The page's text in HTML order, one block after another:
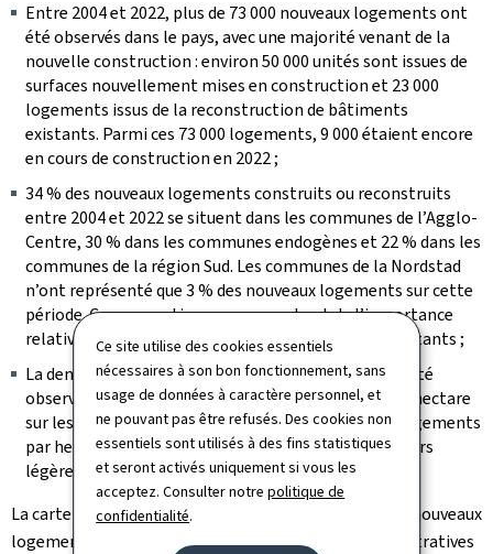
Ce site utilise des cookies essentiels
nécessaires à son bon fonctionnement, sans
usage de données à caractère personnel, et
ne pouvant pas être refusés. Des cookies non
essentiels sont utilisés à des fins statistiques
et seront activés uniquement si vous les
acceptez. Consulter notrepolitique de
confidentialité.
Entre 2004 et 2022, plus de 73 000 nouveaux logements ont
été observés dans le pays, avec une majorité venant de la
nouvelle construction : environ 50 000 unités sont issues de
surfaces nouvellement mises en construction et 23 000
logements issus de la reconstruction de bâtiments
existants. Parmi ces 73 000 logements, 9 000 étaient encore
en cours de construction en 2022 ;
34 % des nouveaux logements construits ou reconstruits
entre 2004 et 2022 se situent dans les communes de l’Agglo-
Centre, 30 % dans les communes endogènes et 22 % dans les
communes de la région Sud. Les communes de la Nordstad
n’ont représenté que 3 % des nouveaux logements sur cette
période. Ces proportions se rapprochent de l’importance
relative de ces types de communes en termes d’habitants ;
La densité résidentielle nette la plus importante a été
observée dans la région Sud, avec 64 logements par hectare
sur les surfaces nouvellement construites et 77,5 logements
par hectare sur les surfaces reconstruites – des valeurs
légèrement plus élevées que dans l’Agglo-Centre.
La carte annexée présente la répartition spatiale des nouveaux
logements en faisant abstraction des limites administratives